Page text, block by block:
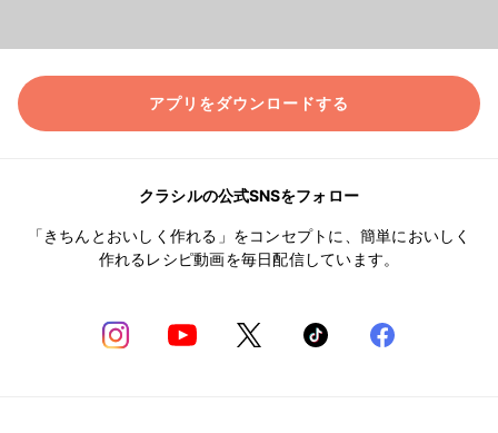
アプリをダウンロードする
クラシルの公式SNSをフォロー
「きちんとおいしく作れる」をコンセプトに、簡単においしく
作れるレシピ動画を毎日配信しています。